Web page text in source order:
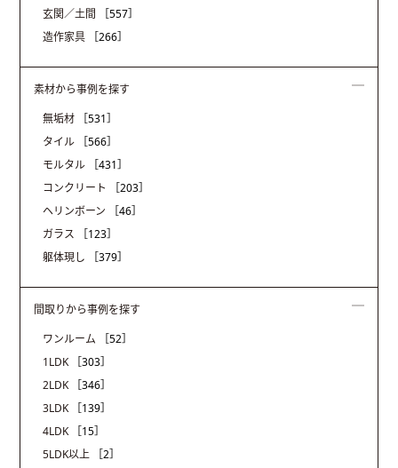
玄関／土間
［557］
造作家具
［266］
素材から事例を探す
無垢材
［531］
タイル
［566］
モルタル
［431］
コンクリート
［203］
ヘリンボーン
［46］
ガラス
［123］
躯体現し
［379］
間取りから事例を探す
ワンルーム
［52］
1LDK
［303］
2LDK
［346］
3LDK
［139］
4LDK
［15］
5LDK以上
［2］